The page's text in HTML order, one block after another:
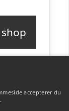
accepterer du